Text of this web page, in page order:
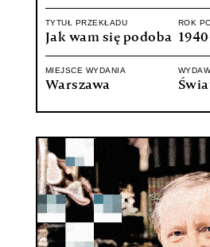
TYTUŁ PRZEKŁADU
Jak wam się podoba
ROK
MIEJSCE WYDANIA
Warszawa